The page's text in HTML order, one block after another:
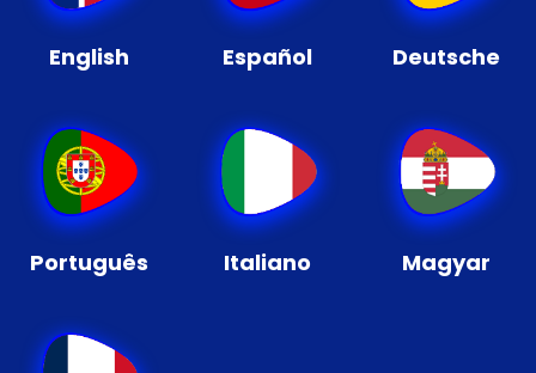
English Español Deutsche
Português Italiano Magyar